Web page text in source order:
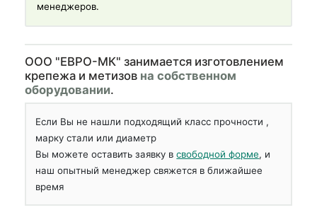
менеджеров.
OOO "ЕВРО-МК" занимается изготовлением
крепежа и метизов на собственном
оборудовании.
Если Вы не нашли подходящий класс прочности ,
марку стали или диаметр
Вы можете оставить заявку всвободной форме, и
наш опытный менеджер свяжется в ближайшее
время